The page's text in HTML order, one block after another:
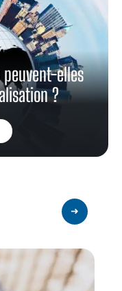
elles
?